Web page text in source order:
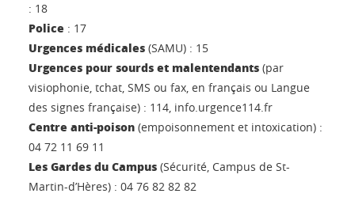
: 18
Police : 17
Urgences médicales (SAMU) : 15
Urgences pour sourds et malentendants (par
visiophonie, tchat, SMS ou fax, en français ou Langue
des signes française) : 114, info.urgence114.fr
Centre anti-poison (empoisonnement et intoxication) :
04 72 11 69 11
Les Gardes du Campus (Sécurité, Campus de St-
Martin-d’Hères) : 04 76 82 82 82